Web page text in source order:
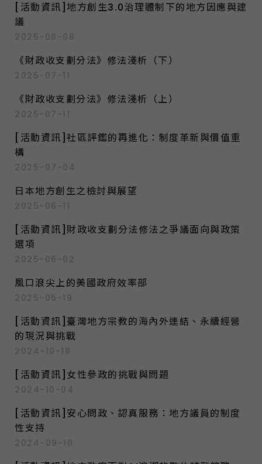
[活動資訊]地方創生3.0治理體制下的地方因應與建
議
2025-08-08
《財政收支劃分法》修法淺析（下）
2025-07-11
《財政收支劃分法》修法淺析（上）
2025-07-11
[活動資訊]社區評鑑的再進化：制度革新與價值重
構
2025-07-04
日本地方創生之檢討與展望
2025-06-11
[活動資訊]財政收支劃分法修法之爭議面向與政策
選項
2025-06-02
風口浪尖上的美國政府效率部
2025-05-19
[活動資訊]臺灣地方宗教的海內外連結、永續經營
的現況與挑戰
2024-10-18
[活動資訊]女性參政的挑戰與問題
2024-10-04
[活動資訊]安心問政、認真服務：地方議員的制度
性支持
2024-09-10